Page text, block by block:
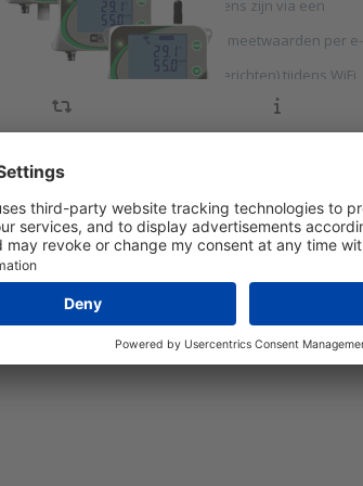
Actuele meet- en configuratiegegevens zijn via een
standaard browser toegankelijk
Alarmering bij overschrijding van de meetwaarden per e-
mail, akoestisch
Buffering van meetgegevens (900 berichten) tijdens WiFi
Ondersteunt live dat…
ENTER for more
to AWP-T
draadloze
communicatie